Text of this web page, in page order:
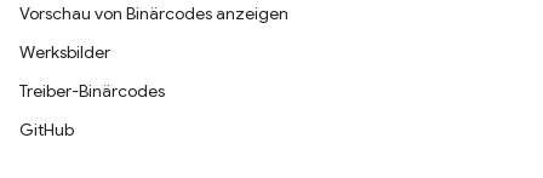
Vorschau von Binärcodes anzeigen
Werksbilder
Treiber-Binärcodes
GitHub